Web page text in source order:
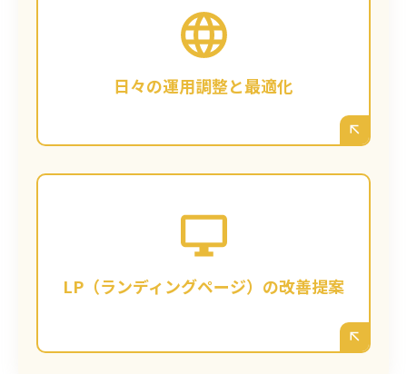
日々の運用調整と最適化
広告は「出してから」が本番です。どのキー
ワードが成果に繋がったか、どの広告文がク
リックされたか、沖縄のどの時間帯に反応が
し、入札単価やターゲティングをリアルタイ
ムで調整。成果を最大化します。
LP（ランディングページ）の改善提案
広告のクリック先となるLP（ランディングペ
ージ）の改善も同時にご提案します。「広告
文言とLPのキャッチコピーを一致させる」
「沖縄の顧客限定のオファーを目立たせる」
ストも実施します。